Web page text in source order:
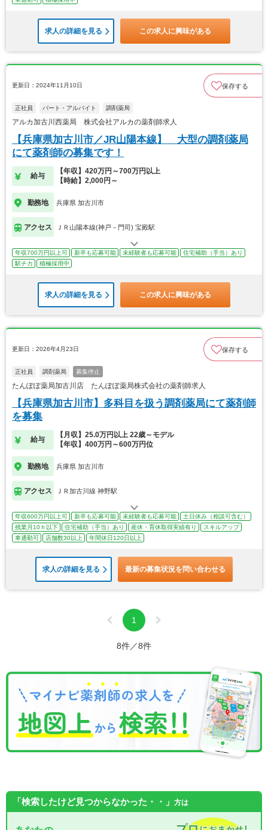
求人の詳細を見る この求人に興味がある
更新日：2024年11月10日 保存する
正社員 パート・アルバイト 調剤薬局
アルカ加古川西薬局 株式会社アルカの薬剤師求人
【兵庫県加古川市／JR山陽本線】 大型の調剤薬局
にて薬剤師の募集です！
給与
【年収】420万円～700万円以上
【時給】2,000円～
勤務地 兵庫県 加古川市
アクセス ＪＲ山陽本線(神戸－門司) 宝殿駅
年収700万円以上可 新卒も応募可能 未経験者も応募可能
住宅補助（手当）あり
駅チカ
積極採用中
求人の詳細を見る この求人に興味がある
更新日：2026年4月23日 保存する
正社員 調剤薬局 募集停止
たんぽぽ薬局加古川店 たんぽぽ薬局株式会社の薬剤師求人
【兵庫県加古川市】多科目を扱う調剤薬局にて薬剤師
を募集
給与
【月収】25.0万円以上 22歳～モデル
【年収】400万円～600万円位
勤務地 兵庫県 加古川市
アクセス ＪＲ加古川線 神野駅
年収600万円以上可 新卒も応募可能 未経験者も応募可能
土日休み（相談可含む）
残業月10ｈ以下
住宅補助（手当）あり 産休・育休取得実績有り
スキルアップ
車通勤可
店舗数30以上 年間休日120日以上
求人の詳細を見る 最新の募集状況を問い合わせる
1
8件／8件
「検索したけど見つからなかった・・」 方は